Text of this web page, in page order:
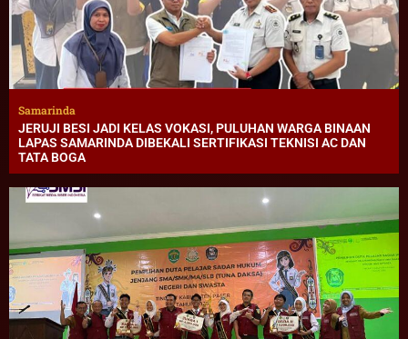
Samarinda
JERUJI BESI JADI KELAS VOKASI, PULUHAN WARGA BINAAN
LAPAS SAMARINDA DIBEKALI SERTIFIKASI TEKNISI AC DAN
TATA BOGA